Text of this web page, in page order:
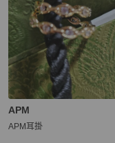
APM
APM耳掛